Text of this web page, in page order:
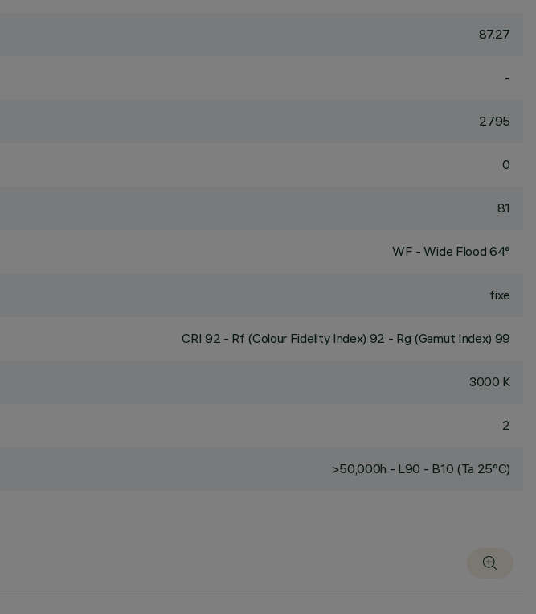
87.27
-
2795
0
81
WF - Wide Flood 64°
fixe
CRI 92 - Rf (Colour Fidelity Index) 92 - Rg (Gamut Index) 99
3000 K
2
>50,000h - L90 - B10 (Ta 25°C)